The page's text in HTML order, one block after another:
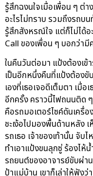
รู้สึกฉงนใจเมื่อเพื่อน ๆ ต่า
อะไรไม่ทราบ รวมถึงรถบน
รู้สึกสังหรณ์ใจ แต่ก็ไม่ได้อ
Call ของเพื่อน ๆ บอกว่า
ในคืนวันต่อมา แป้งต้องเข้
เป็นอีกหนึ่งคืนที่แป้งต้อง
เองที่เธอเจอดีเต็มตา เมื่
อีกครั้ง คราวนี้ไฟถนนติด
คือรถมอเตอร์ไซค์ดันเครื่อ
ชะเง้อไปมองพื้นด้านหลัง
รถเธอ เจ้าของเท้านั้น จับ
ทำเอาแป้งขนลุกซู่ ร้องไห้
รถยนต์ของอาจารย์ขับผ่า
ป้าแม่บ้าน เขาก็เล่าให้ฟัง